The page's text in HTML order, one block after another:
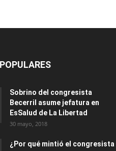
Sobrino del congresista
Becerril asume jefatura en
EsSalud de La Libertad
30 mayo, 2018
¿Por qué mintió el congresista